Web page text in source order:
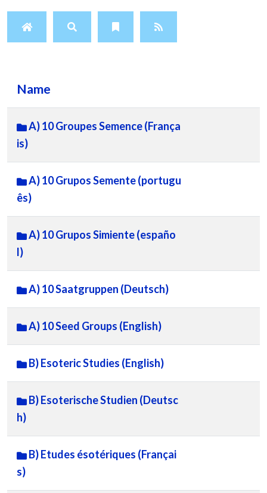
Name
A) 10 Groupes Semence (França
is)
A) 10 Grupos Semente (portugu
ês)
A) 10 Grupos Simiente (españo
l)
A) 10 Saatgruppen (Deutsch)
A) 10 Seed Groups (English)
B) Esoteric Studies (English)
B) Esoterische Studien (Deutsc
h)
B) Etudes ésotériques (Françai
s)